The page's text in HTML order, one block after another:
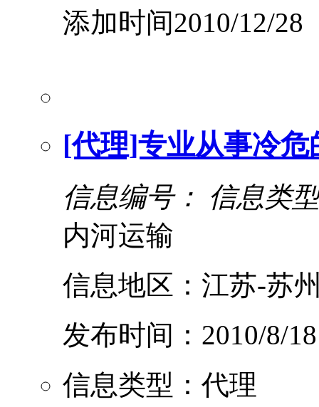
添加时间2010/12/28
[代理]专业从事冷危
信息编号： 信息类
内河运输
信息地区：江苏-苏
发布时间：2010/8/18
信息类型：代理